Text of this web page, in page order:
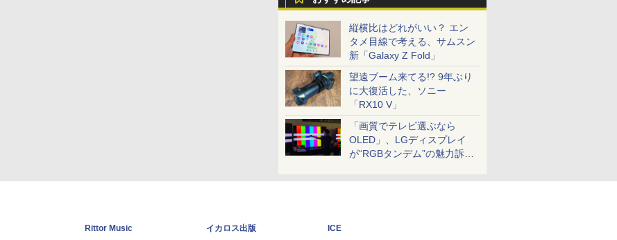
縦横比はどれがいい？ エン
タメ目線で考える、サムスン
新「Galaxy Z Fold」
望遠ブーム来てる!? 9年ぶり
に大復活した、ソニー
「RX10 V」
「画質でテレビ選ぶなら
OLED」、LGディスプレイ
が“RGBタンデム”の魅力訴
Rittor Music
イカロス出版
ICE